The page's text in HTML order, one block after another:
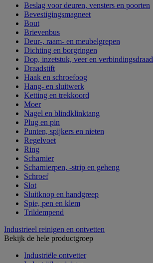
Beslag voor deuren, vensters en poorten
Bevestigingsmagneet
Bout
Brievenbus
Deur-, raam- en meubelgrepen
Dichting en borgringen
Dop, inzetstuk, veer en verbindingsdraad
Draadstift
Haak en schroefoog
Hang- en sluitwerk
Ketting en trekkoord
Moer
Nagel en blindklinktang
Plug en pin
Punten, spijkers en nieten
Regelvoet
Ring
Scharnier
Scharnierpen, -strip en geheng
Schroef
Slot
Sluitknop en handgreep
Spie, pen en klem
Trildempend
Industrieel reinigen en ontvetten
Bekijk de hele productgroep
Industriële ontvetter